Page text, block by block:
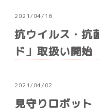
2021/04/16
抗ウイルス・抗
ド」取扱い開始
2021/04/02
見守りロボット